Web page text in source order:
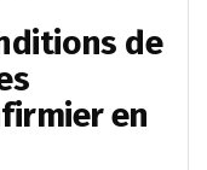
de
en